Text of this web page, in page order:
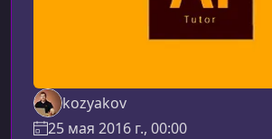
kozyakov
25 мая 2016 г., 00:00